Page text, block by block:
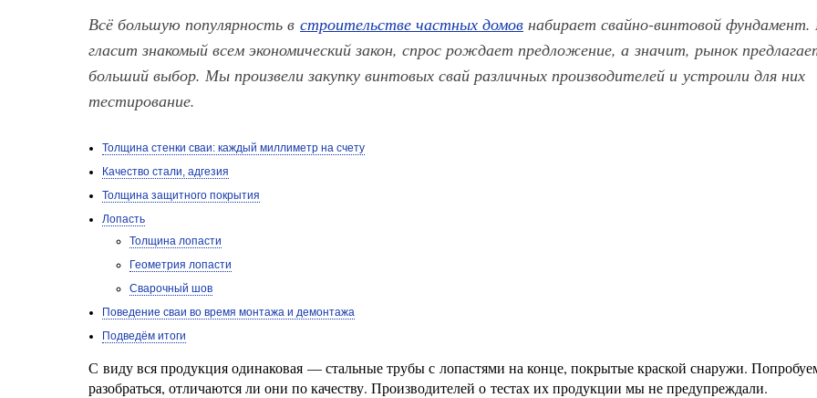
Всё большую популярность в строительстве частных домов набирает свайно-винтовой
гласит знакомый всем экономический закон, спрос рождает предложение, а значит, рынок
больший выбор. Мы произвели закупку винтовых свай различных производителей и устроили для них
тестирование.
Толщина стенки сваи: каждый миллиметр на счету
Качество стали, адгезия
Толщина защитного покрытия
Лопасть
Толщина лопасти
Геометрия лопасти
Сварочный шов
Поведение сваи во время монтажа и демонтажа
Подведём итоги
С виду вся продукция одинаковая — стальные трубы с лопастями на конце, покрытые краской снаружи.
разобраться, отличаются ли они по качеству. Производителей о тестах их продукции мы не предупреждали.